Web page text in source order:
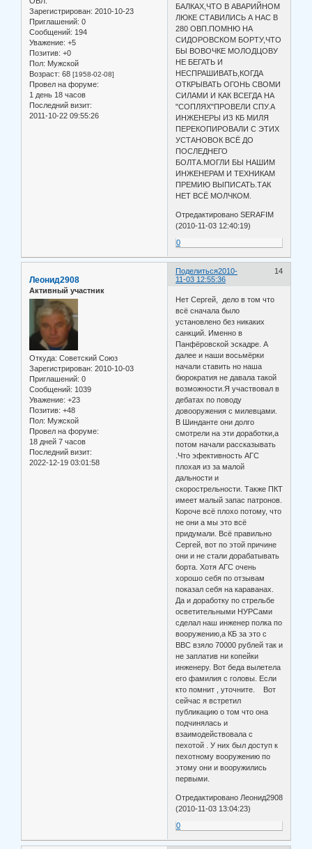
Зарегистрирован: 2010-10-23
Приглашений: 0
Сообщений: 194
Уважение: +5
Позитив: +0
Пол: Мужской
Возраст: 68 [1958-02-08]
Провел на форуме:
1 день 18 часов
Последний визит:
2011-10-22 09:55:26
БАЛКАХ,ЧТО В АВАРИЙНОМ
ЛЮКЕ СТАВИЛИСЬ А НАС В
280 ОВП.ПОМНЮ НА
СИДОРОВСКОМ БОРТУ,ЧТО
БЫ ВОВОЧКЕ МОЛОДЦОВУ
НЕ БЕГАТЬ И
НЕСПРАШИВАТЬ,КОГДА
ОТКРЫВАТЬ ОГОНЬ СВОМИ
СИЛАМИ И КАК ВСЕГДА НА
"СОПЛЯХ"ПРОВЕЛИ СПУ.А
ИНЖЕНЕРЫ ИЗ КБ МИЛЯ
ПЕРЕКОПИРОВАЛИ С ЭТИХ
УСТАНОВОК ВСЁ ДО
ПОСЛЕДНЕГО
БОЛТА.МОГЛИ БЫ НАШИМ
ИНЖЕНЕРАМ И ТЕХНИКАМ
ПРЕМИЮ ВЫПИСАТЬ.ТАК
НЕТ ВСЁ МОЛЧКОМ.
Отредактировано SERAFIM
(2010-11-03 12:40:19)
0
Поделиться 14
2010-
11-03 12:55:36
Леонид2908
Активный участник
Откуда: Советский Союз
Зарегистрирован: 2010-10-03
Приглашений: 0
Сообщений: 1039
Уважение: +23
Позитив: +48
Пол: Мужской
Провел на форуме:
18 дней 7 часов
Последний визит:
2022-12-19 03:01:58
Нет Сергей, дело в том что
всё сначала было
установлено без никаких
санкций. Именно в
Панфёровской эскадре. А
далее и наши восьмёрки
начали ставить но наша
бюрократия не давала такой
возможности.Я участвовал в
дебатах по поводу
довооружения с милевцами.
В Шинданте они долго
смотрели на эти доработки,а
потом начали рассказывать
.Что эфективность АГС
плохая из за малой
дальности и
скорострельности. Также ПКТ
имеет малый запас патронов.
Короче всё плохо потому, что
не они а мы это всё
придумали. Всё правильно
Сергей, вот по этой причине
они и не стали дорабатывать
борта. Хотя АГС очень
хорошо себя по отзывам
показал себя на караванах.
Да и доработку по стрельбе
осветительными НУРСами
сделал наш инженер полка по
вооружению,а КБ за это с
ВВС взяло 70000 рублей так и
не заплатив ни копейки
инженеру. Вот беда вылетела
его фамилия с головы. Если
кто помнит , уточните. Вот
сейчас я встретил
публикацию о том что она
подчинялась и
взаимодействовала с
пехотой . У них был доступ к
пехотному вооружению по
этому они и вооружились
первыми.
Отредактировано Леонид2908
(2010-11-03 13:04:23)
0